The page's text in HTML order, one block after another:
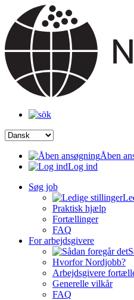
Åben
Log ind
Søg job
Praktisk hjælp
Fortællinger
FAQ
For arbejdsgivere
Hvorfor Nordjobb?
Arbejdsgivere
Generelle vilkår
FAQ